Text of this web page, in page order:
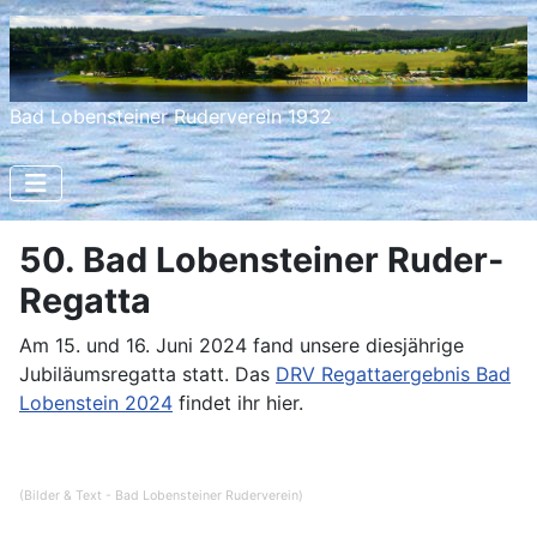
Bad Lobensteiner Ruderverein 1932
50. Bad Lobensteiner Ruder-
Regatta
Am 15. und 16. Juni 2024 fand unsere diesjährige
Jubiläumsregatta statt. Das DRV Regattaergebnis Bad
Lobenstein 2024 findet ihr hier.
(Bilder & Text - Bad Lobensteiner Ruderverein)